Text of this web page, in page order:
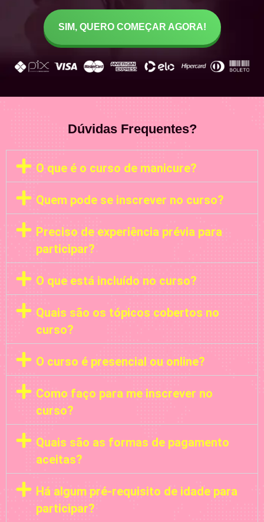
SIM, QUERO COMEÇAR AGORA!
Dúvidas Frequentes?
O que é o curso de manicure?
Quem pode se inscrever no curso?
Preciso de experiência prévia para
participar?
O que está incluído no curso?
Quais são os tópicos cobertos no
curso?
O curso é presencial ou online?
Como faço para me inscrever no
curso?
Quais são as formas de pagamento
aceitas?
Há algum pré-requisito de idade para
participar?